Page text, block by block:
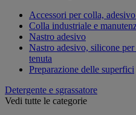
Accessori per colla,
Colla industriale e
Nastro adesivo
Nastro adesivo, silicone
tenuta
Preparazione delle superfici
Detergente e sgrassatore
Vedi tutte le categorie